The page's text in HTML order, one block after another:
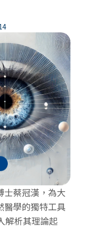
士蔡冠漢，為大
醫學的獨特工具
析其理論起